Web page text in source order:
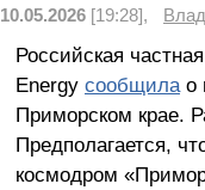
10.05.2026 [19:28],
Российская
Energy сообщилао
Приморском крае.
Предполагается,
космодром